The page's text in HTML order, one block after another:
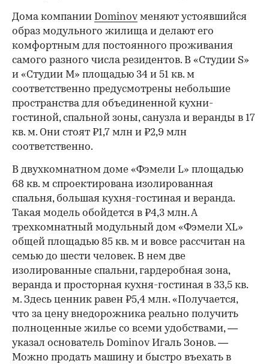
Дома компании Dominov меняют устоявшийся
образ модульного жилища и делают его
комфортным для постоянного проживания
самого разного числа резидентов. В «Студии S»
и «Студии M» площадью 34 и 51 кв. м
соответственно предусмотрены небольшие
пространства для объединенной кухни-
гостиной, спальной зоны, санузла и веранды в 17
кв. м. Они стоят ₽1,7 млн и ₽2,9 млн
соответственно.
В двухкомнатном доме «Фэмели L» площадью
68 кв. м спроектирована изолированная
спальня, большая кухня-гостиная и веранда.
Такая модель обойдется в ₽4,3 млн. А
трехкомнатный модульный дом «Фэмели XL»
общей площадью 85 кв. м и вовсе рассчитан на
семью до шести человек. В нем две
изолированные спальни, гардеробная зона,
веранда и просторная кухня-гостиная в 33,5 кв.
м. Здесь ценник равен ₽5,4 млн. «Получается,
что за цену внедорожника реально получить
полноценные жилье со всеми удобствами, —
указал основатель Dominov Игаль Зонов. —
Можно продать машину и быстро въехать в